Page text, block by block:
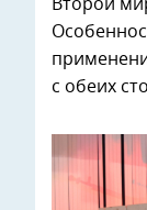
Второй
с обеих